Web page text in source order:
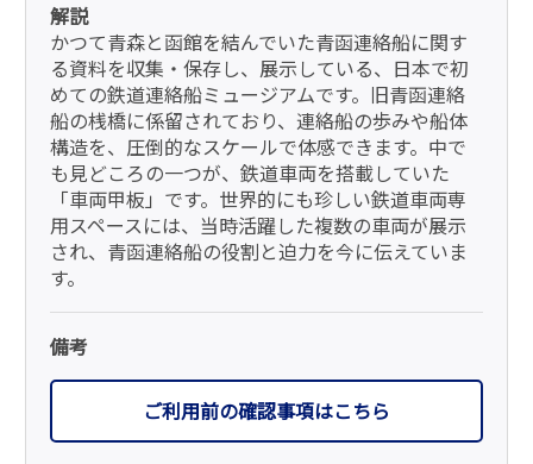
解説
かつて青森と函館を結んでいた青函連絡船に関す
る資料を収集・保存し、展示している、日本で初
めての鉄道連絡船ミュージアムです。旧青函連絡
船の桟橋に係留されており、連絡船の歩みや船体
構造を、圧倒的なスケールで体感できます。中で
も見どころの一つが、鉄道車両を搭載していた
「車両甲板」です。世界的にも珍しい鉄道車両専
用スペースには、当時活躍した複数の車両が展示
され、青函連絡船の役割と迫力を今に伝えていま
す。
備考
ご利用前の確認事項はこちら